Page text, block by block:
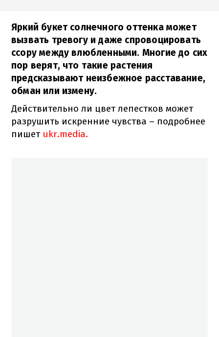
Яркий букет солнечного оттенка может
вызвать тревогу и даже спровоцировать
ссору между влюбленными. Многие до сих
пор верят, что такие растения
предсказывают неизбежное расставание,
обман или измену.
Действительно ли цвет лепестков может
разрушить искренние чувства – подробнее
пишет ukr.media.